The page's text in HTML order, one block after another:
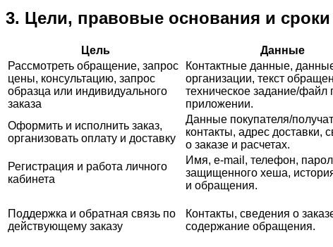
3. Цели, правовые основания и сроки
Цель Данные
Рассмотреть обращение, запрос
цены, консультацию, запрос
образца или индивидуального
заказа
Контактные данные,
организации, текст
техническое задание/файл
приложении.
Оформить и исполнить заказ,
организовать оплату и доставку
Данные покупателя/
контакты, адрес доставки,
о заказе и расчетах.
Регистрация и работа личного
кабинета
Имя, e-mail, телефон,
защищенного хеша,
и обращения.
Поддержка и обратная связь по
действующему заказу
Контакты, сведения о
содержание обращения.